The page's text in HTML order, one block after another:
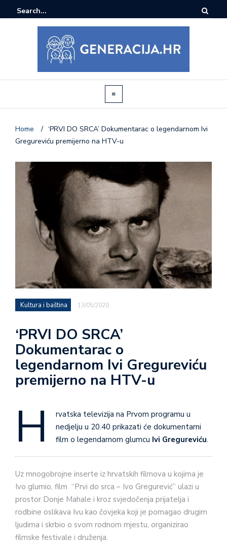
Home / ‘PRVI DO SRCA’ Dokumentarac o legendarnom Ivi
Gregureviću premijerno na HTV-u
Kultura i baština 13/05/2020
‘PRVI DO SRCA’
Dokumentarac o
legendarnom Ivi Gregureviću
premijerno na HTV-u
H
rvatska televizija na Prvom programu u
nedjelju u 20.40 prikazati će dokumentarni
film o legendarnom glumcu Ivi Gregureviću.
Uz mnogobrojne inserte iz hrvatskih filmova u kojima je
Ivo glumio, film “Prvi do srca – Ivo Gregurević” ulazi u
prostor Donje Mahale i kroz svjedočenja prijatelja i
rodbine oslikava Ivu kao čovjeka koji je pomagao drugim
ljudima i skrbio o svom rodnom mjestu, organizirao
filmske festivale i druženja.